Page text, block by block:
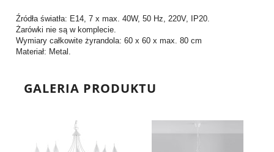
Źródła światła: E14, 7 x max. 40W, 50 Hz, 220V, IP20.
Żarówki nie są w komplecie.
Wymiary całkowite żyrandola: 60 x 60 x max. 80 cm
Materiał: Metal.
GALERIA PRODUKTU